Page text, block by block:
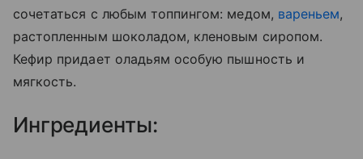
сочетаться с любым топпингом: медом, вареньем,
растопленным шоколадом, кленовым сиропом.
Кефир придает оладьям особую пышность и
мягкость.
Ингредиенты: